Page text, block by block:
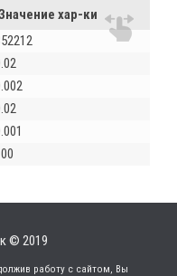
хар-ки
© 2019
работу с сайтом, Вы